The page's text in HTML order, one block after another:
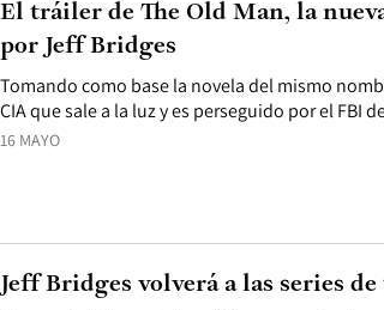
16 MAYO
Tomando como base la novela del mismo
CIA que sale a la luz y es perseguido por el FBI
El tráiler de The Old Man, la
por Jeff Bridges
Jeff Bridges volverá a las series